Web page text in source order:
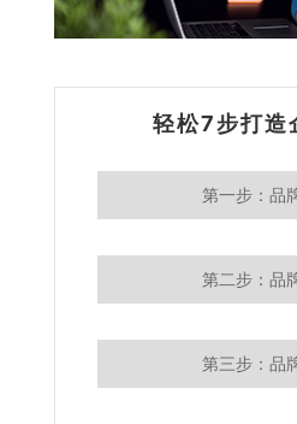
轻松7步打造
第一步：品
第二步：品
第三步：品